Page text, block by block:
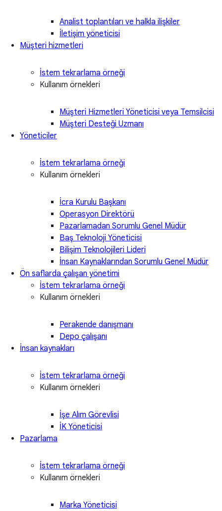
Analist toplantıları ve halkla ilişkiler
İletişim yöneticisi
Müşteri hizmetleri
İstem tekrarlama örneği
Kullanım örnekleri
Müşteri Hizmetleri Yöneticisi veya Temsilcisi
Müşteri Desteği Uzmanı
Yöneticiler
İstem tekrarlama örneği
Kullanım örnekleri
İcra Kurulu Başkanı
Operasyon Direktörü
Pazarlamadan Sorumlu Genel Müdür
Baş Teknoloji Yöneticisi
Bilişim Teknolojileri Lideri
İnsan Kaynaklarından Sorumlu Genel Müdür
Ön saflarda çalışan yönetimi
İstem tekrarlama örneği
Kullanım örnekleri
Perakende danışmanı
Depo çalışanı
İnsan kaynakları
İstem tekrarlama örneği
Kullanım örnekleri
İşe Alım Görevlisi
İK Yöneticisi
Pazarlama
İstem tekrarlama örneği
Kullanım örnekleri
Marka Yöneticisi